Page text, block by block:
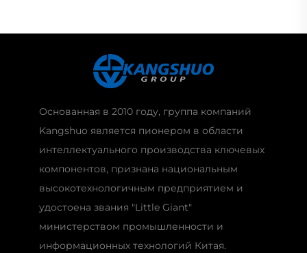
Основанная в 2010 году, группа компаний
Kangshuo является пионером в области
интеллектуального производства ключевых
компонентов, признана национальным
высокотехнологичным предприятием и
удостоена звания "Little Giant"
министерством промышленности и
информационных технологий Китая.